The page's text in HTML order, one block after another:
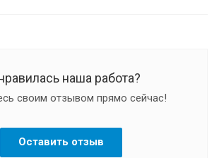
наша работа?
своим отзывом прямо сейчас!
Оставить отзыв